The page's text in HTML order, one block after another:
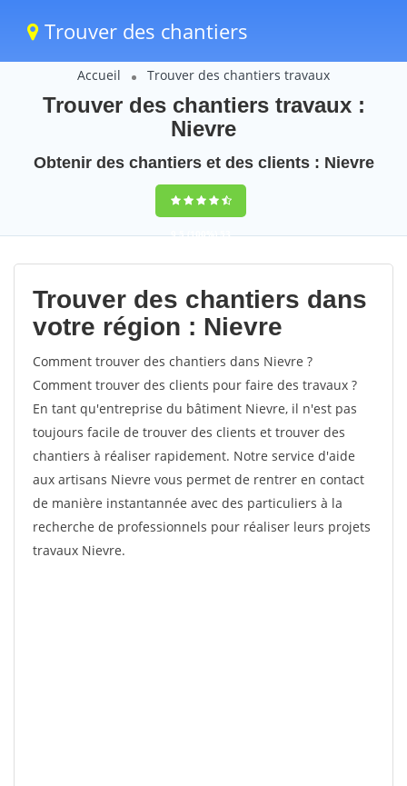
Trouver des chantiers
Accueil Trouver des chantiers travaux
Trouver des chantiers travaux :
Nievre
Obtenir des chantiers et des clients : Nievre
9,5(100%)53
votes
Trouver des chantiers dans
votre région : Nievre
Comment trouver des chantiers dans Nievre ?
Comment trouver des clients pour faire des travaux ?
En tant qu'entreprise du bâtiment Nievre, il n'est pas
toujours facile de trouver des clients et trouver des
chantiers à réaliser rapidement. Notre service d'aide
aux artisans Nievre vous permet de rentrer en contact
de manière instantannée avec des particuliers à la
recherche de professionnels pour réaliser leurs projets
travaux Nievre.